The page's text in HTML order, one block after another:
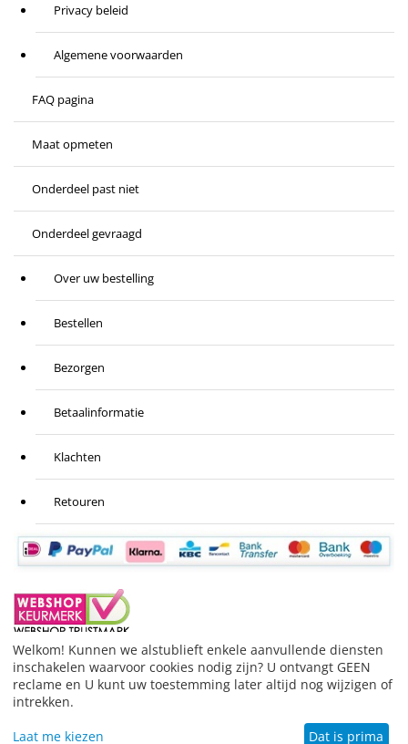
Privacy beleid
Algemene voorwaarden
FAQ pagina
Maat opmeten
Onderdeel past niet
Onderdeel gevraagd
Over uw bestelling
Bestellen
Bezorgen
Betaalinformatie
Klachten
Retouren
BESTELLING HERROEPEN
© 1999-2026 Stofzuigeronderdelen.nl.
Merknamen die
toepasbaarheid van het product aan te geven.
Welkom! Kunnen we alstublieft enkele aanvullende diensten
inschakelen waarvoor cookies nodig zijn? U ontvangt GEEN
reclame en U kunt uw toestemming later altijd nog wijzigen of
intrekken.
Laat me kiezen Dat is prima